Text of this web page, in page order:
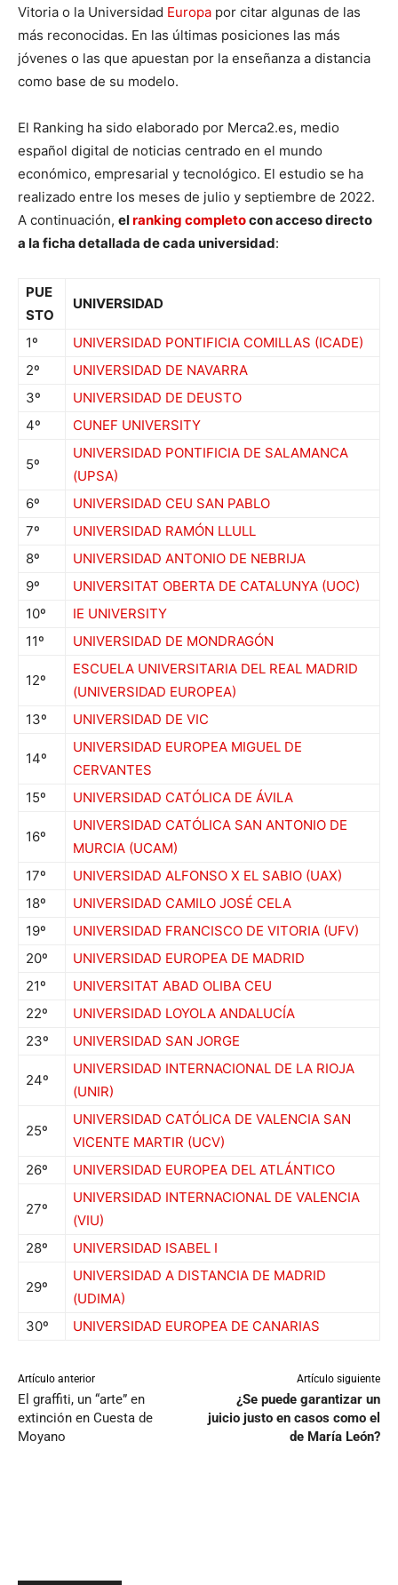
Vitoria o la Universidad Europa por citar algunas de las
más reconocidas. En las últimas posiciones las más
jóvenes o las que apuestan por la enseñanza a distancia
como base de su modelo.
El Ranking ha sido elaborado por Merca2.es, medio
español digital de noticias centrado en el mundo
económico, empresarial y tecnológico. El estudio se ha
realizado entre los meses de julio y septiembre de 2022.
A continuación, elranking completocon acceso directo
a la ficha detallada de cada universidad:
PUE
STO
UNIVERSIDAD
1º
UNIVERSIDAD PONTIFICIA COMILLAS (ICADE)
2º
UNIVERSIDAD DE NAVARRA
3º
UNIVERSIDAD DE DEUSTO
4º
CUNEF UNIVERSITY
5º
UNIVERSIDAD PONTIFICIA DE SALAMANCA
(UPSA)
6º
UNIVERSIDAD CEU SAN PABLO
7º
UNIVERSIDAD RAMÓN LLULL
8º
UNIVERSIDAD ANTONIO DE NEBRIJA
9º
UNIVERSITAT OBERTA DE CATALUNYA (UOC)
10º
IE UNIVERSITY
11º
UNIVERSIDAD DE MONDRAGÓN
12º
ESCUELA UNIVERSITARIA DEL REAL MADRID
(UNIVERSIDAD EUROPEA)
13º
UNIVERSIDAD DE VIC
14º
UNIVERSIDAD EUROPEA MIGUEL DE
CERVANTES
15º
UNIVERSIDAD CATÓLICA DE ÁVILA
16º
UNIVERSIDAD CATÓLICA SAN ANTONIO DE
MURCIA (UCAM)
17º
UNIVERSIDAD ALFONSO X EL SABIO (UAX)
18º
UNIVERSIDAD CAMILO JOSÉ CELA
19º
UNIVERSIDAD FRANCISCO DE VITORIA (UFV)
20º
UNIVERSIDAD EUROPEA DE MADRID
21º
UNIVERSITAT ABAD OLIBA CEU
22º
UNIVERSIDAD LOYOLA ANDALUCÍA
23º
UNIVERSIDAD SAN JORGE
24º
UNIVERSIDAD INTERNACIONAL DE LA RIOJA
(UNIR)
25º
UNIVERSIDAD CATÓLICA DE VALENCIA SAN
VICENTE MARTIR (UCV)
26º
UNIVERSIDAD EUROPEA DEL ATLÁNTICO
27º
UNIVERSIDAD INTERNACIONAL DE VALENCIA
(VIU)
28º
UNIVERSIDAD ISABEL I
29º
UNIVERSIDAD A DISTANCIA DE MADRID
(UDIMA)
30º
UNIVERSIDAD EUROPEA DE CANARIAS
Artículo anterior
El graffiti, un “arte” en
extinción en Cuesta de
Moyano
Artículo siguiente
¿Se puede garantizar un
juicio justo en casos como el
de María León?